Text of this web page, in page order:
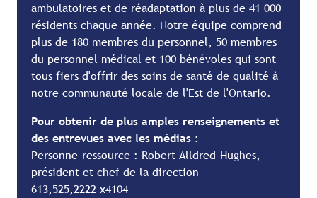
ambulatoires et de réadaptation à plus de 41 000
résidents chaque année. Notre équipe comprend
plus de 180 membres du personnel, 50 membres
du personnel médical et 100 bénévoles qui sont
tous fiers d'offrir des soins de santé de qualité à
notre communauté locale de l'Est de l'Ontario.
Pour obtenir de plus amples renseignements et
des entrevues avec les médias :
Personne-ressource : Robert Alldred-Hughes,
président et chef de la direction
613,525,2222 x4104